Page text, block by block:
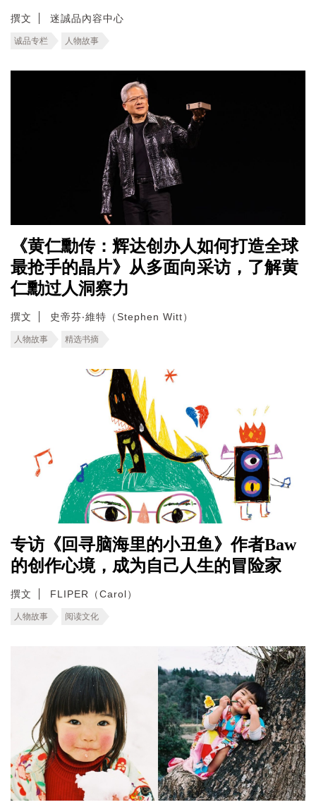
撰文 迷誠品內容中心
诚品专栏 人物故事
《黄仁勳传：辉达创办人如何打造全球
最抢手的晶片》从多面向采访，了解黄
仁勳过人洞察力
撰文 史帝芬‧維特（Stephen Witt）
人物故事 精选书摘
专访《回寻脑海里的小丑鱼》作者Baw
的创作心境，成为自己人生的冒险家
撰文 FLIPER（Carol）
人物故事 阅读文化